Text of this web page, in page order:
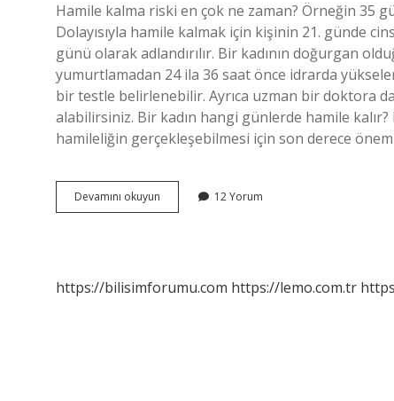
Hamile kalma riski en çok ne zaman? Örneğin 35
Dolayısıyla hamile kalmak için kişinin 21. günde
günü olarak adlandırılır. Bir kadının doğurgan
yumurtlamadan 24 ila 36 saat önce idrarda
bir testle belirlenebilir. Ayrıca uzman bir doktora
alabilirsiniz. Bir kadın hangi günlerde hamile
hamileliğin gerçekleşebilmesi için son derece
Devamını okuyun Kadınlar
En
Olur
12 Yorum
https://bilisimforumu.com https://lemo.com.tr